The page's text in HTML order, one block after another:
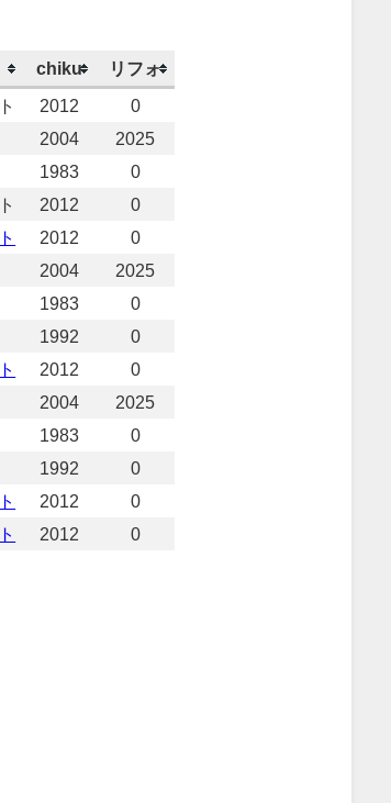
chiku リフォ
2012
0
2004
2025
1983
0
2012
0
2012
0
2004
2025
1983
0
1992
0
2012
0
2004
2025
1983
0
1992
0
2012
0
2012 0